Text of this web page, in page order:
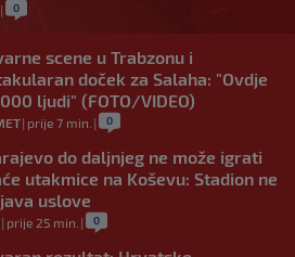
| 0
scene u Trabzonu i
doček za Salaha: "Ovdje
ljudi" (FOTO/VIDEO)
| prije 7 min. | 0
do daljnjeg ne može igrati
utakmice na Koševu: Stadion ne
uslove
| prije 25 min. | 0